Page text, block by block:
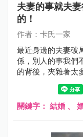
夫妻的事就夫
的！
作者：卡氏一家
最近身邊的夫妻破
係，別人的事我們
的背後，夾雜著太
關鍵字： 結婚 、